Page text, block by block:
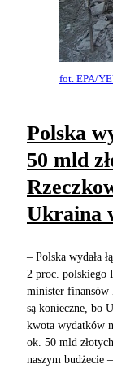
Polska
50 mld
Ukraina
– Polska wydała
2 proc. polskiego
minister finansów
są konieczne, bo
kwota wydatków
ok. 50 mld
naszym budżecie